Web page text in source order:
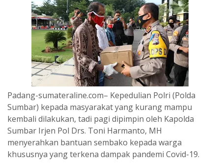
Padang-sumateraline.com– Kepedulian Polri (Polda
Sumbar) kepada masyarakat yang kurang mampu
kembali dilakukan, tadi pagi dipimpin oleh Kapolda
Sumbar Irjen Pol Drs. Toni Harmanto, MH
menyerahkan bantuan sembako kepada warga
khususnya yang terkena dampak pandemi Covid-19.